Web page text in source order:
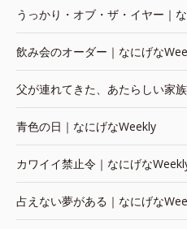
うっかり・オブ・ザ・イヤー｜
飲み会のオーダー｜なにげな
父が連れてきた、あたらしい家
青色の日｜なにげなWeekly
カワイイ禁止令｜なにげな
占えない夢がある｜なにげな